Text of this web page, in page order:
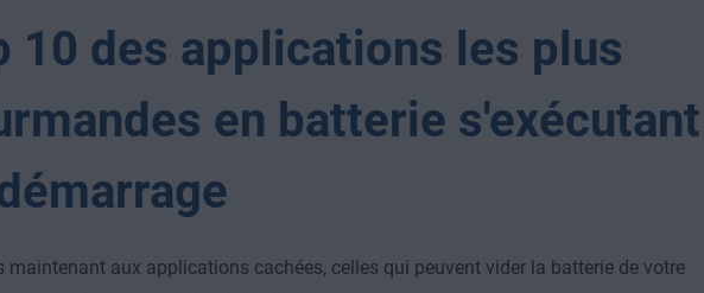
10 des applications les plus
en batterie s'exécutant
maintenant aux applications cachées, celles qui peuvent vider la batterie de votre